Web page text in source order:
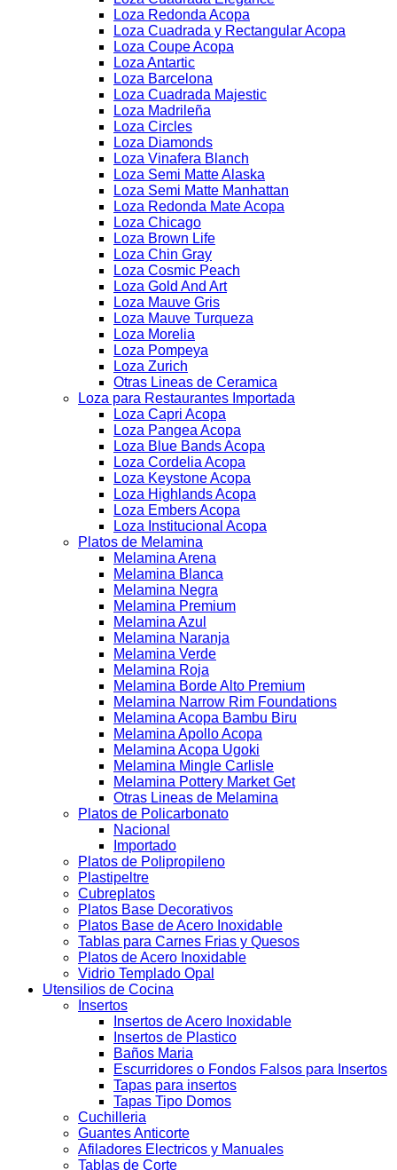
Loza Redonda Acopa
Loza Cuadrada y Rectangular Acopa
Loza Coupe Acopa
Loza Antartic
Loza Barcelona
Loza Cuadrada Majestic
Loza Madrileña
Loza Circles
Loza Diamonds
Loza Vinafera Blanch
Loza Semi Matte Alaska
Loza Semi Matte Manhattan
Loza Redonda Mate Acopa
Loza Chicago
Loza Brown Life
Loza Chin Gray
Loza Cosmic Peach
Loza Gold And Art
Loza Mauve Gris
Loza Mauve Turqueza
Loza Morelia
Loza Pompeya
Loza Zurich
Otras Lineas de Ceramica
Loza para Restaurantes Importada
Loza Capri Acopa
Loza Pangea Acopa
Loza Blue Bands Acopa
Loza Cordelia Acopa
Loza Keystone Acopa
Loza Highlands Acopa
Loza Embers Acopa
Loza Institucional Acopa
Platos de Melamina
Melamina Arena
Melamina Blanca
Melamina Negra
Melamina Premium
Melamina Azul
Melamina Naranja
Melamina Verde
Melamina Roja
Melamina Borde Alto Premium
Melamina Narrow Rim Foundations
Melamina Acopa Bambu Biru
Melamina Apollo Acopa
Melamina Acopa Ugoki
Melamina Mingle Carlisle
Melamina Pottery Market Get
Otras Lineas de Melamina
Platos de Policarbonato
Nacional
Importado
Platos de Polipropileno
Plastipeltre
Cubreplatos
Platos Base Decorativos
Platos Base de Acero Inoxidable
Tablas para Carnes Frias y Quesos
Platos de Acero Inoxidable
Vidrio Templado Opal
Utensilios de Cocina
Insertos
Insertos de Acero Inoxidable
Insertos de Plastico
Baños Maria
Escurridores o Fondos Falsos para Insertos
Tapas para insertos
Tapas Tipo Domos
Cuchilleria
Guantes Anticorte
Afiladores Electricos y Manuales
Tablas de Corte